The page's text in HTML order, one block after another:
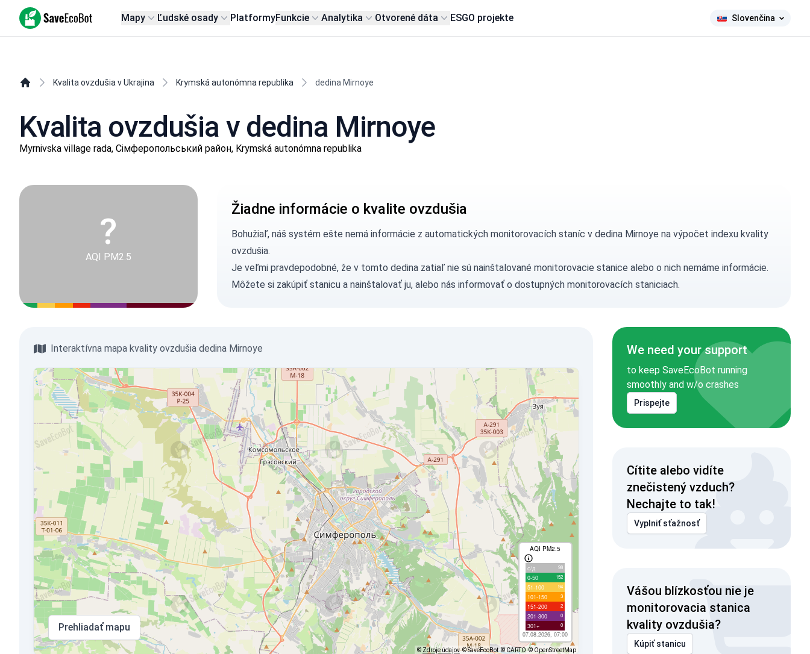
SaveEcoBot Mapy Ľudské osady PlatformyFunkcie Analytika Otvorené dáta ESGO projekte Slovenčina
Kvalita ovzdušia v Ukrajina Krymská autonómna republika dedina Mirnoye
Kvalita ovzdušia v dedina Mirnoye
Myrnivska village rada, Сімферопольський район, Krymská autonómna republika
?
AQI PM2.5
Žiadne informácie o kvalite ovzdušia
Bohužiaľ, náš systém ešte nemá informácie z automatických monitorovacích staníc v dedina Mirnoye na výpočet indexu kvality
ovzdušia.
Je veľmi pravdepodobné, že v tomto dedina zatiaľ nie sú nainštalované monitorovacie stanice alebo o nich nemáme informácie.
Môžete si zakúpiť stanicua nainštalovať ju, alebo nás informovaťo dostupných monitorovacích staniciach.
Interaktívna mapa kvality ovzdušia dedina Mirnoye
AQI PM2.5
с/д 98
0-50 152
51-100 94
101-150 3
151-200 2
201-300 0
301+ 0
07.08.2026, 07:00
Prehliadať mapu
© Zdroje údajov © SaveEcoBot © CARTO © OpenStreetMap
We need your support
to keep SaveEcoBot running
smoothly and w/o crashes
Prispejte
Cítite alebo vidíte
znečistený vzduch?
Nechajte to tak!
Vyplniť sťažnosť
Vášou blízkosťou nie je
monitorovacia stanica
kvality ovzdušia?
Kúpiť stanicu